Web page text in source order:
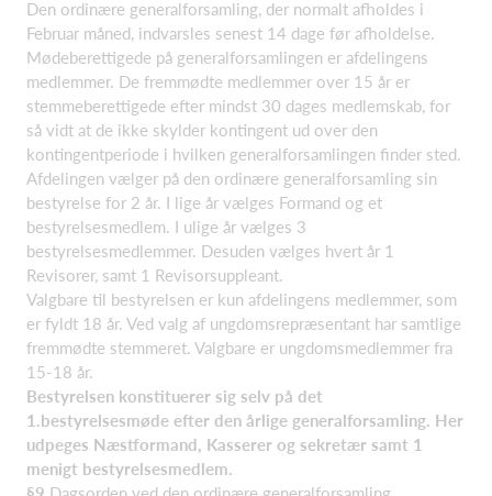
Den ordinære generalforsamling, der normalt afholdes i
Februar måned, indvarsles senest 14 dage før afholdelse.
Mødeberettigede på generalforsamlingen er afdelingens
medlemmer. De fremmødte medlemmer over 15 år er
stemmeberettigede efter mindst 30 dages medlemskab, for
så vidt at de ikke skylder kontingent ud over den
kontingentperiode i hvilken generalforsamlingen finder sted.
Afdelingen vælger på den ordinære generalforsamling sin
bestyrelse for 2 år. I lige år vælges Formand og et
bestyrelsesmedlem. I ulige år vælges 3
bestyrelsesmedlemmer. Desuden vælges hvert år 1
Revisorer, samt 1 Revisorsuppleant.
Valgbare til bestyrelsen er kun afdelingens medlemmer, som
er fyldt 18 år. Ved valg af ungdomsrepræsentant har samtlige
fremmødte stemmeret. Valgbare er ungdomsmedlemmer fra
15-18 år.
Bestyrelsen konstituerer sig selv på det
1.bestyrelsesmøde efter den årlige generalforsamling. Her
udpeges Næstformand, Kasserer og sekretær samt 1
menigt bestyrelsesmedlem.